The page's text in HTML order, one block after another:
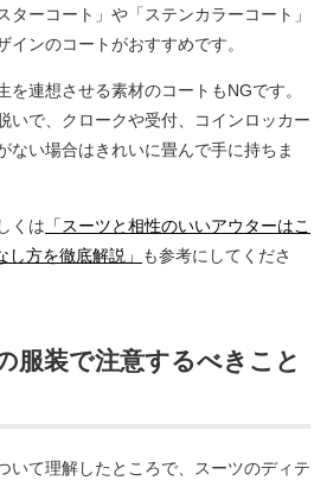
ターコート」や「ステンカラーコート」
インのコートがおすすめです。
を連想させる素材のコートもNGです。
いで、クロークや受付、コインロッカー
ない場合はきれいに畳んで手に持ちま
くは 「スーツと相性のいいアウターはこ
方を徹底解説」
も参考にしてくださ
服装で注意するべきこと
いて理解したところで、スーツのディテ